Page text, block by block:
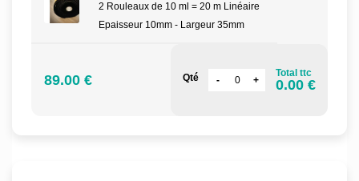
2 Rouleaux de 10 ml = 20 m Linéaire
Epaisseur 10mm - Largeur 35mm
89.00 € Qté Total ttc
0.00 €